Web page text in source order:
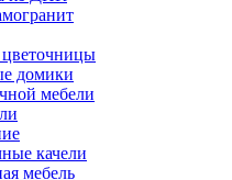
домики
мебели
качели
мебель